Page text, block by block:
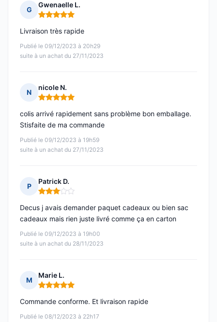
G
Gwenaelle L.
Note : 5 sur 5
Publié le 09/12/2023 à 20h29
suite à un achat du 27/11/2023
Livraison très rapide
N
nicole N.
Note : 5 sur 5
Publié le 09/12/2023 à 19h59
suite à un achat du 27/11/2023
colis arrivé rapidement sans problème bon emballage.
Stisfaite de ma commande
P
Patrick D.
Note : 3 sur 5
Publié le 09/12/2023 à 19h00
suite à un achat du 28/11/2023
Decus j avais demander paquet cadeaux ou bien sac
cadeaux mais rien juste livré comme ça en carton
M
Marie L.
Note : 5 sur 5
Publié le 08/12/2023 à 22h17
Commande conforme. Et livraison rapide